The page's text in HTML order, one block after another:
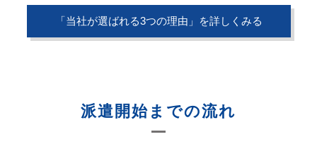
「当社が選ばれる3つの理由」を詳しくみる
派遣開始までの流れ